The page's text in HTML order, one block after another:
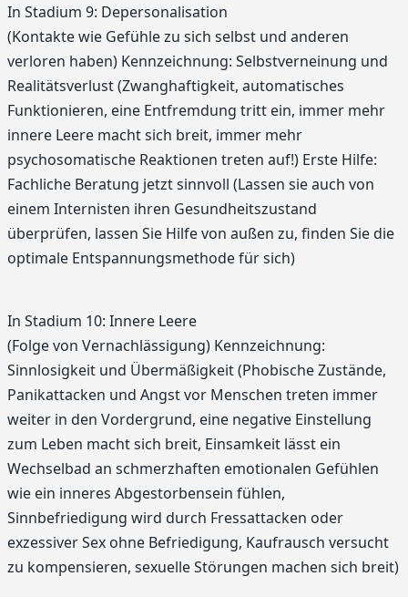
In Stadium 9: Depersonalisation
(Kontakte wie Gefühle zu sich selbst und anderen
verloren haben) Kennzeichnung: Selbstverneinung und
Realitätsverlust (Zwanghaftigkeit, automatisches
Funktionieren, eine Entfremdung tritt ein, immer mehr
innere Leere macht sich breit, immer mehr
psychosomatische Reaktionen treten auf!) Erste Hilfe:
Fachliche Beratung jetzt sinnvoll (Lassen sie auch von
einem Internisten ihren Gesundheitszustand
überprüfen, lassen Sie Hilfe von außen zu, finden Sie die
optimale Entspannungsmethode für sich)
In Stadium 10: Innere Leere
(Folge von Vernachlässigung) Kennzeichnung:
Sinnlosigkeit und Übermäßigkeit (Phobische Zustände,
Panikattacken und Angst vor Menschen treten immer
weiter in den Vordergrund, eine negative Einstellung
zum Leben macht sich breit, Einsamkeit lässt ein
Wechselbad an schmerzhaften emotionalen Gefühlen
wie ein inneres Abgestorbensein fühlen,
Sinnbefriedigung wird durch Fressattacken oder
exzessiver Sex ohne Befriedigung, Kaufrausch versucht
zu kompensieren, sexuelle Störungen machen sich breit)